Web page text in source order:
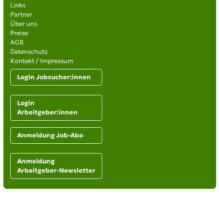
Links
Partner
Über uns
Preise
AGB
Datenschutz
Kontakt / Impressum
Login Jobsucher:innen
Login
Arbeitgeber:innen
Anmeldung Job-Abo
Anmeldung
Arbeitgeber-Newsletter